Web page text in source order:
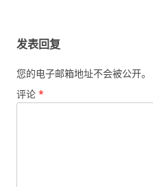
发表回复
您的电子邮箱地址不会被公开。
评论 *